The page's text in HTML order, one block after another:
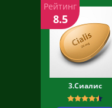
3.Сиалис
Рейтинг
8.5